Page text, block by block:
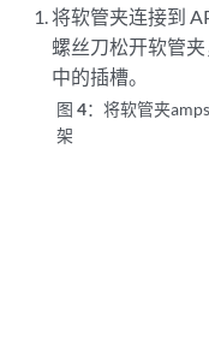
将软管夹连接到
螺丝刀松开软管
中的插槽。
图 4：将软管夹
架